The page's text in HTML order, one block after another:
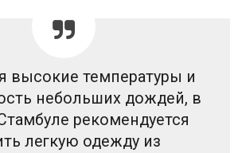
высокие температуры и
небольших дождей, в
рекомендуется
легкую одежду из